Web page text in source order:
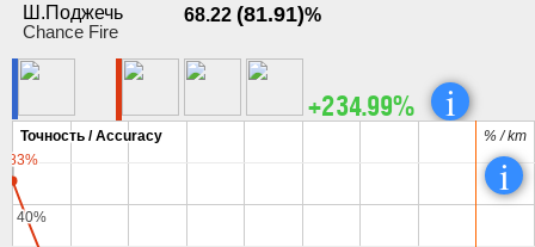
Ш.Поджечь
Chance Fire
68.22 (81.91)%
+234.99%
i
i
Точность / Accuracy
Точность / Accuracy
40%
40%
% / km
% / km